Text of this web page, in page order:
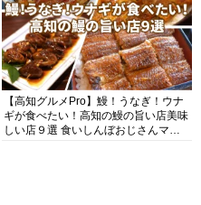
【高知グルメPro】鰻！うなぎ！ウナ
ギが食べたい！高知の鰻の旨い店美味
しい店９選 食いしんぼおじさんマッ